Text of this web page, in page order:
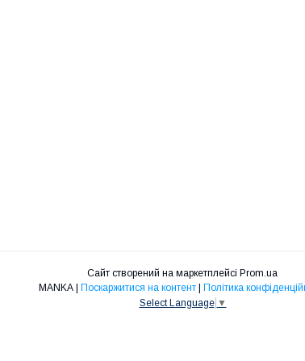
Сайт створений на маркетплейсі Prom.ua
Поскаржитися на контент
Політика
Select Language ▼